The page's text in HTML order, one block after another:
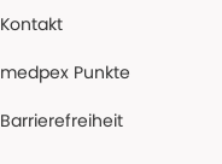
Kontakt
medpex Punkte
Barrierefreiheit